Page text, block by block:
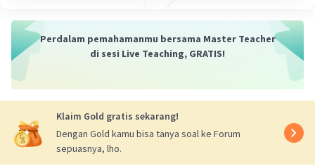
Balas
Perdalam pemahamanmu bersama Master Teacher
di sesi Live Teaching, GRATIS!
Klaim Gold gratis sekarang!
Dengan Gold kamu bisa tanya soal ke Forum
sepuasnya, lho.